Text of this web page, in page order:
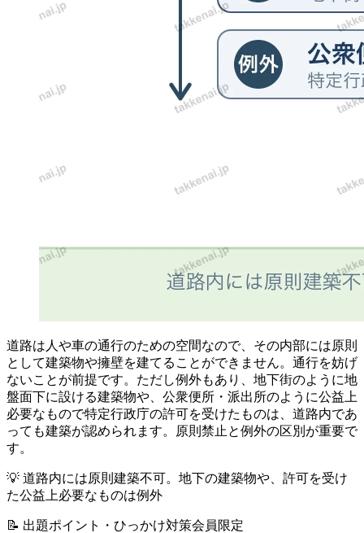
道路は人や車の通行のための空間なので、その内部には原則
として建築物や擁壁を建てることができません。通行を妨げ
ないことが前提です。ただし例外もあり、地下街のように地
盤面下に設ける建築物や、公衆便所・派出所のように公益上
必要なもので特定行政庁の許可を受けたものは、道路内であ
っても建築が認められます。原則禁止と例外の区別が重要で
す。
💡 道路内には原則建築不可。地下の建築物や、許可を受け
た公益上必要なものは例外
📝 出題ポイント・ひっかけ対策会員限定